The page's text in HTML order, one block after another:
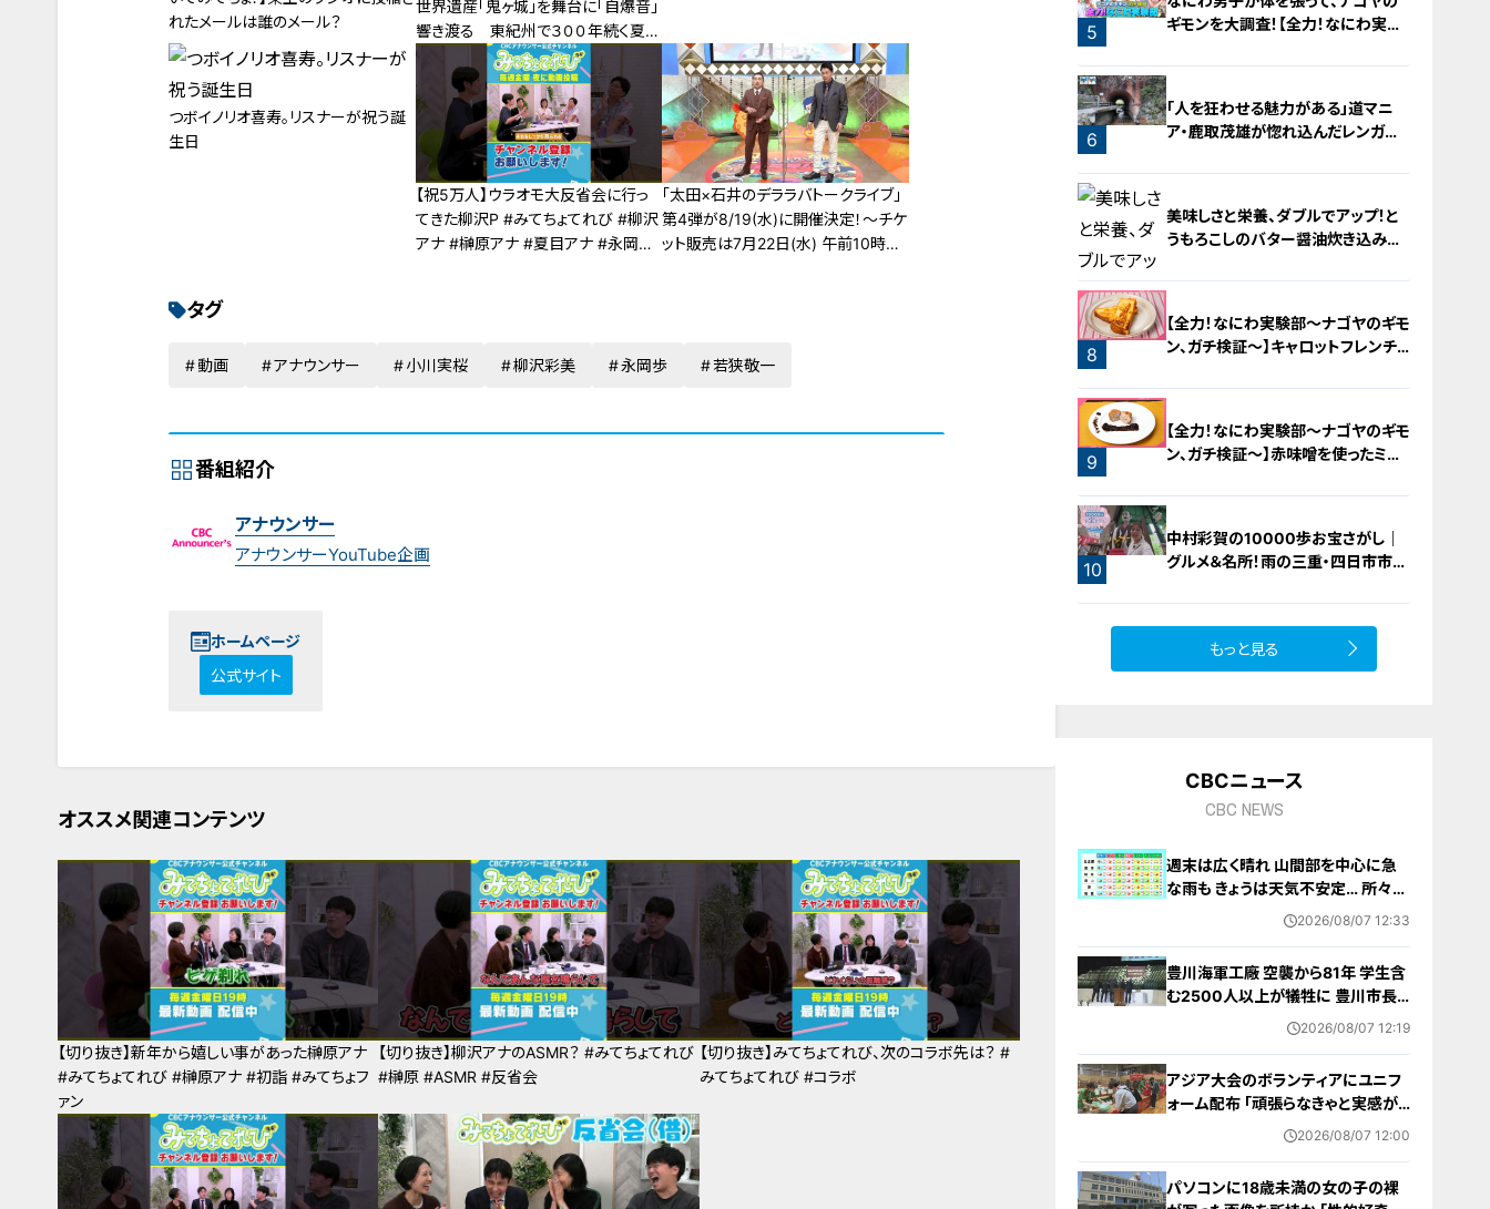
れたメールは誰のメール？
世界遺産「鬼ヶ城」を舞台に「自爆音」
響き渡る 東紀州で３００年続く夏の
風物詩
つボイノリオ喜寿。リスナーが祝う誕
生日
【祝5万人】ウラオモ大反省会に行っ
てきた柳沢P #みてちょてれび #柳沢
アナ #榊原アナ #夏目アナ #永岡ア
「太田×石井のデララバトークライブ」
第4弾が8/19(水)に開催決定！～チケ
ット販売は7月22日(水) 午前10時よ
タグ
動画 アナウンサー 小川実桜 柳沢彩美 永岡歩 若狭敬一
番組紹介
アナウンサー
アナウンサーYouTube企画
ホームページ
公式サイト
オススメ関連コンテンツ
【切り抜き】新年から嬉しい事があった榊原アナ
#みてちょてれび #榊原アナ #初詣 #みてちょフ
ァン
【切り抜き】柳沢アナのASMR？ #みてちょてれび
#榊原 #ASMR #反省会
【切り抜き】みてちょてれび、次のコラボ先は？ #
みてちょてれび #コラボ
5
ギモンを大調査！【全力！なにわ実験
6
「人を狂わせる魅力がある」道マニ
ア・鹿取茂雄が惚れ込んだレンガの
7
美味しさと栄養、ダブルでアップ！と
うもろこしのバター醤油炊き込みご
8
【全力！なにわ実験部～ナゴヤのギモ
ン、ガチ検証～】キャロットフレンチ
9
【全力！なにわ実験部～ナゴヤのギモ
ン、ガチ検証～】赤味噌を使ったミル
10
中村彩賀の10000歩お宝さがし｜
グルメ＆名所！雨の三重・四日市市で
もっと見る
CBCニュース
CBC NEWS
週末は広く晴れ 山間部を中心に急
な雨も きょうは天気不安定… 所々で
雨予想 愛知･名古屋･岐阜･三重の天
2026/08/07 12:33
豊川海軍工廠 空襲から81年 学生含
む2500人以上が犠牲に 豊川市長
｢恒久平和に向けて全力を尽くす｣ 平
2026/08/07 12:19
アジア大会のボランティアにユニフ
ォーム配布 ｢頑張らなきゃと実感が
湧いた｣ 名古屋･中区の愛知県体育
2026/08/07 12:00
パソコンに18歳未満の女の子の裸